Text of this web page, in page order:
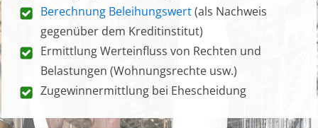
Berechnung Beleihungswert(als Nachweis
gegenüber dem Kreditinstitut)
Ermittlung Werteinfluss von Rechten und
Belastungen (Wohnungsrechte usw.)
Zugewinnermittlung bei Ehescheidung